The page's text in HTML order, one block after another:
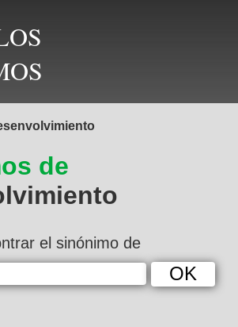
de
el sinónimo de